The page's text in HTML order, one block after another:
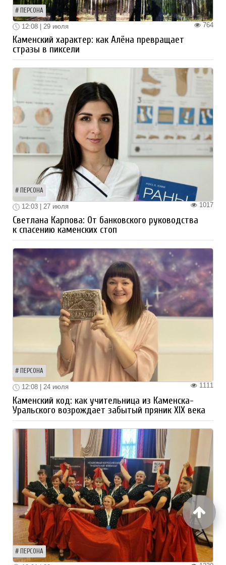
ПЕРСОНА
764
12:08 | 29 июля
Каменский характер: как Алёна превращает
стразы в пиксели
ПЕРСОНА
1017
12:03 | 27 июля
Светлана Карпова: От банковского руководства
к спасению каменских стоп
ПЕРСОНА
1111
12:08 | 24 июля
Каменский код: как учительница из Каменска-
Уральского возрождает забытый пряник XIX века
ПЕРСОНА